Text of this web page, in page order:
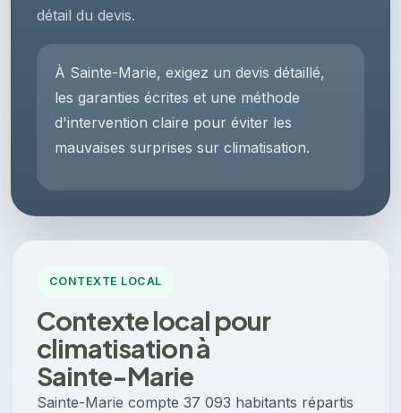
détail du devis.
À Sainte-Marie, exigez un devis détaillé,
les garanties écrites et une méthode
d'intervention claire pour éviter les
mauvaises surprises sur climatisation.
CONTEXTE LOCAL
Contexte local pour
climatisation à
Sainte-Marie
Sainte-Marie compte 37 093 habitants répartis